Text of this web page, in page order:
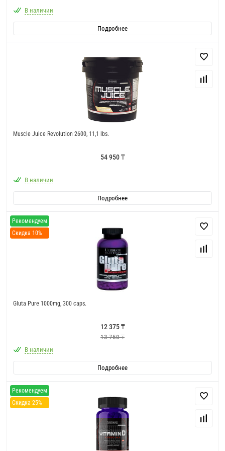
В наличии
Подробнее
Muscle Juice Revolution 2600, 11,1 lbs.
54 950 ₸
В наличии
Подробнее
Рекомендуем
Скидка 10%
Gluta Pure 1000mg, 300 caps.
12 375 ₸
13 750 ₸
В наличии
Подробнее
Рекомендуем
Скидка 25%